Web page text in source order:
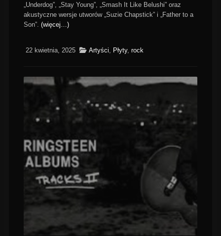
„Underdog”, „Stay Young”, „Smash It Like Belushi” oraz
akustyczne wersje utworów „Suzie Chapstick” i „Father to a
Son”. (więcej…)
22 kwietnia, 2025 Artyści Płyty, rock